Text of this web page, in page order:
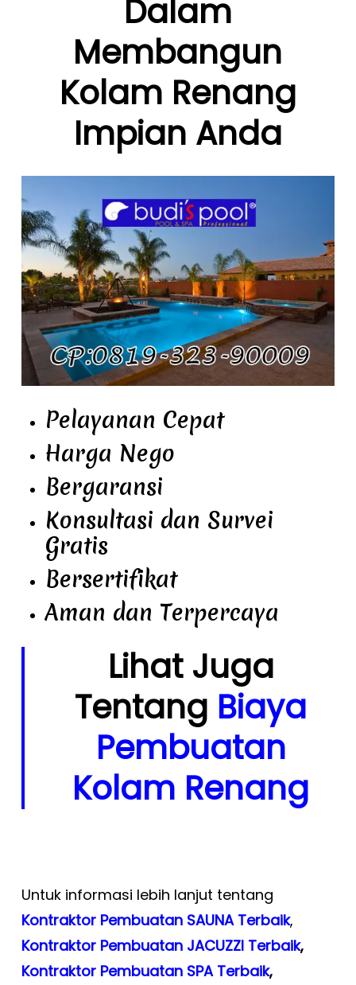
Dalam
Membangun
Kolam Renang
Impian Anda
Pelayanan Cepat
Harga Nego
Bergaransi
Konsultasi dan Survei
Gratis
Bersertifikat
Aman dan Terpercaya
Lihat Juga
Tentang Biaya
Pembuatan
Kolam Renang
Untuk informasi lebih lanjut tentang
Kontraktor Pembuatan SAUNA Terbaik,
Kontraktor Pembuatan JACUZZI Terbaik,
Kontraktor Pembuatan SPA Terbaik,